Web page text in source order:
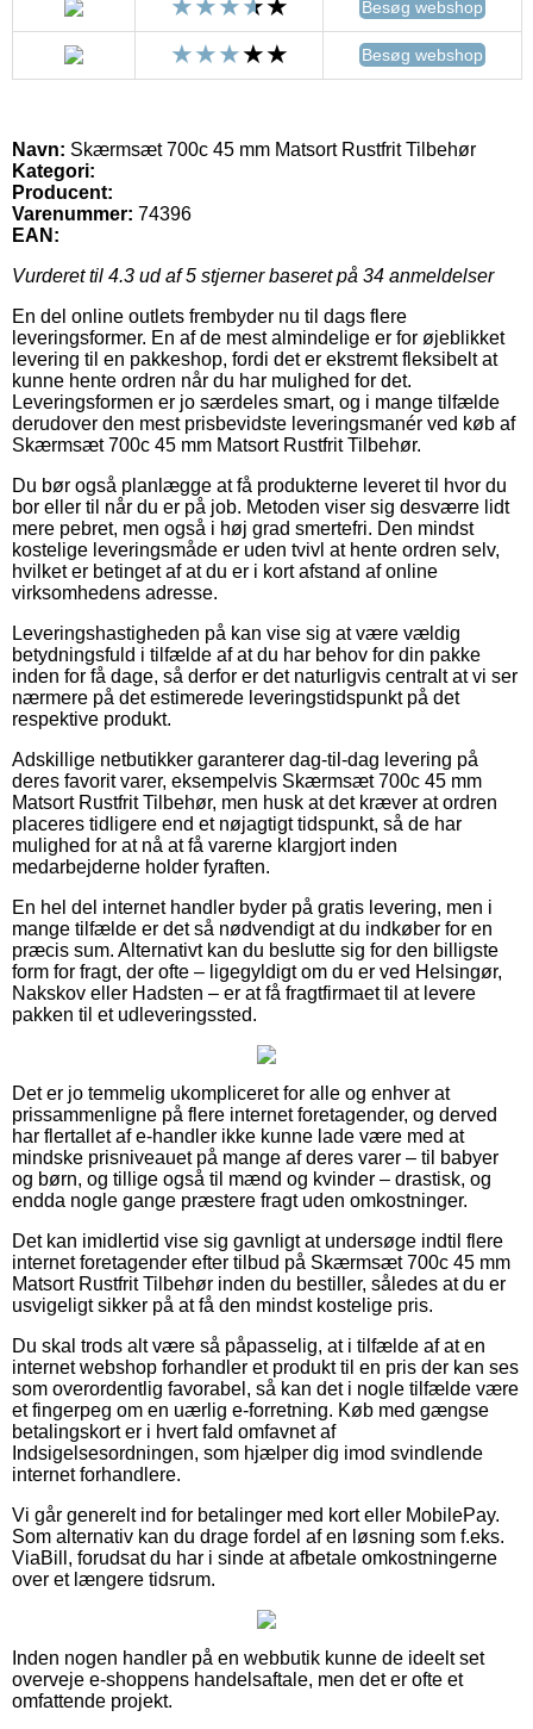
Besøg webshop
Besøg webshop
Navn: Skærmsæt 700c 45 mm Matsort Rustfrit Tilbehør
Kategori:
Producent:
Varenummer: 74396
EAN:
Vurderet til 4.3 ud af 5 stjerner baseret på 34 anmeldelser
En del online outlets frembyder nu til dags flere
leveringsformer. En af de mest almindelige er for øjeblikket
levering til en pakkeshop, fordi det er ekstremt fleksibelt at
kunne hente ordren når du har mulighed for det.
Leveringsformen er jo særdeles smart, og i mange tilfælde
derudover den mest prisbevidste leveringsmanér ved køb af
Skærmsæt 700c 45 mm Matsort Rustfrit Tilbehør.
Du bør også planlægge at få produkterne leveret til hvor du
bor eller til når du er på job. Metoden viser sig desværre lidt
mere pebret, men også i høj grad smertefri. Den mindst
kostelige leveringsmåde er uden tvivl at hente ordren selv,
hvilket er betinget af at du er i kort afstand af online
virksomhedens adresse.
Leveringshastigheden på kan vise sig at være vældig
betydningsfuld i tilfælde af at du har behov for din pakke
inden for få dage, så derfor er det naturligvis centralt at vi ser
nærmere på det estimerede leveringstidspunkt på det
respektive produkt.
Adskillige netbutikker garanterer dag-til-dag levering på
deres favorit varer, eksempelvis Skærmsæt 700c 45 mm
Matsort Rustfrit Tilbehør, men husk at det kræver at ordren
placeres tidligere end et nøjagtigt tidspunkt, så de har
mulighed for at nå at få varerne klargjort inden
medarbejderne holder fyraften.
En hel del internet handler byder på gratis levering, men i
mange tilfælde er det så nødvendigt at du indkøber for en
præcis sum. Alternativt kan du beslutte sig for den billigste
form for fragt, der ofte – ligegyldigt om du er ved Helsingør,
Nakskov eller Hadsten – er at få fragtfirmaet til at levere
pakken til et udleveringssted.
Det er jo temmelig ukompliceret for alle og enhver at
prissammenligne på flere internet foretagender, og derved
har flertallet af e-handler ikke kunne lade være med at
mindske prisniveauet på mange af deres varer – til babyer
og børn, og tillige også til mænd og kvinder – drastisk, og
endda nogle gange præstere fragt uden omkostninger.
Det kan imidlertid vise sig gavnligt at undersøge indtil flere
internet foretagender efter tilbud på Skærmsæt 700c 45 mm
Matsort Rustfrit Tilbehør inden du bestiller, således at du er
usvigeligt sikker på at få den mindst kostelige pris.
Du skal trods alt være så påpasselig, at i tilfælde af at en
internet webshop forhandler et produkt til en pris der kan ses
som overordentlig favorabel, så kan det i nogle tilfælde være
et fingerpeg om en uærlig e-forretning. Køb med gængse
betalingskort er i hvert fald omfavnet af
Indsigelsesordningen, som hjælper dig imod svindlende
internet forhandlere.
Vi går generelt ind for betalinger med kort eller MobilePay.
Som alternativ kan du drage fordel af en løsning som f.eks.
ViaBill, forudsat du har i sinde at afbetale omkostningerne
over et længere tidsrum.
Inden nogen handler på en webbutik kunne de ideelt set
overveje e-shoppens handelsaftale, men det er ofte et
omfattende projekt.